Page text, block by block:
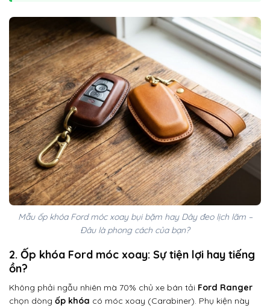
Mẫu ốp khóa Ford móc xoay bụi bặm hay Dây đeo lịch lãm –
Đâu là phong cách của bạn?
2. Ốp khóa Ford móc xoay: Sự tiện lợi hay tiếng
ồn?
Không phải ngẫu nhiên mà 70% chủ xe bán tải Ford Ranger
chọn dòng ốp khóa có móc xoay (Carabiner). Phụ kiện này